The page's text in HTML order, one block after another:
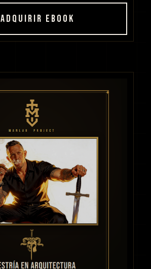
ADQUIRIR EBOOK